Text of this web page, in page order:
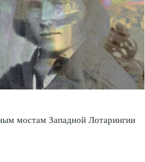
мостам Западной Лотарингии